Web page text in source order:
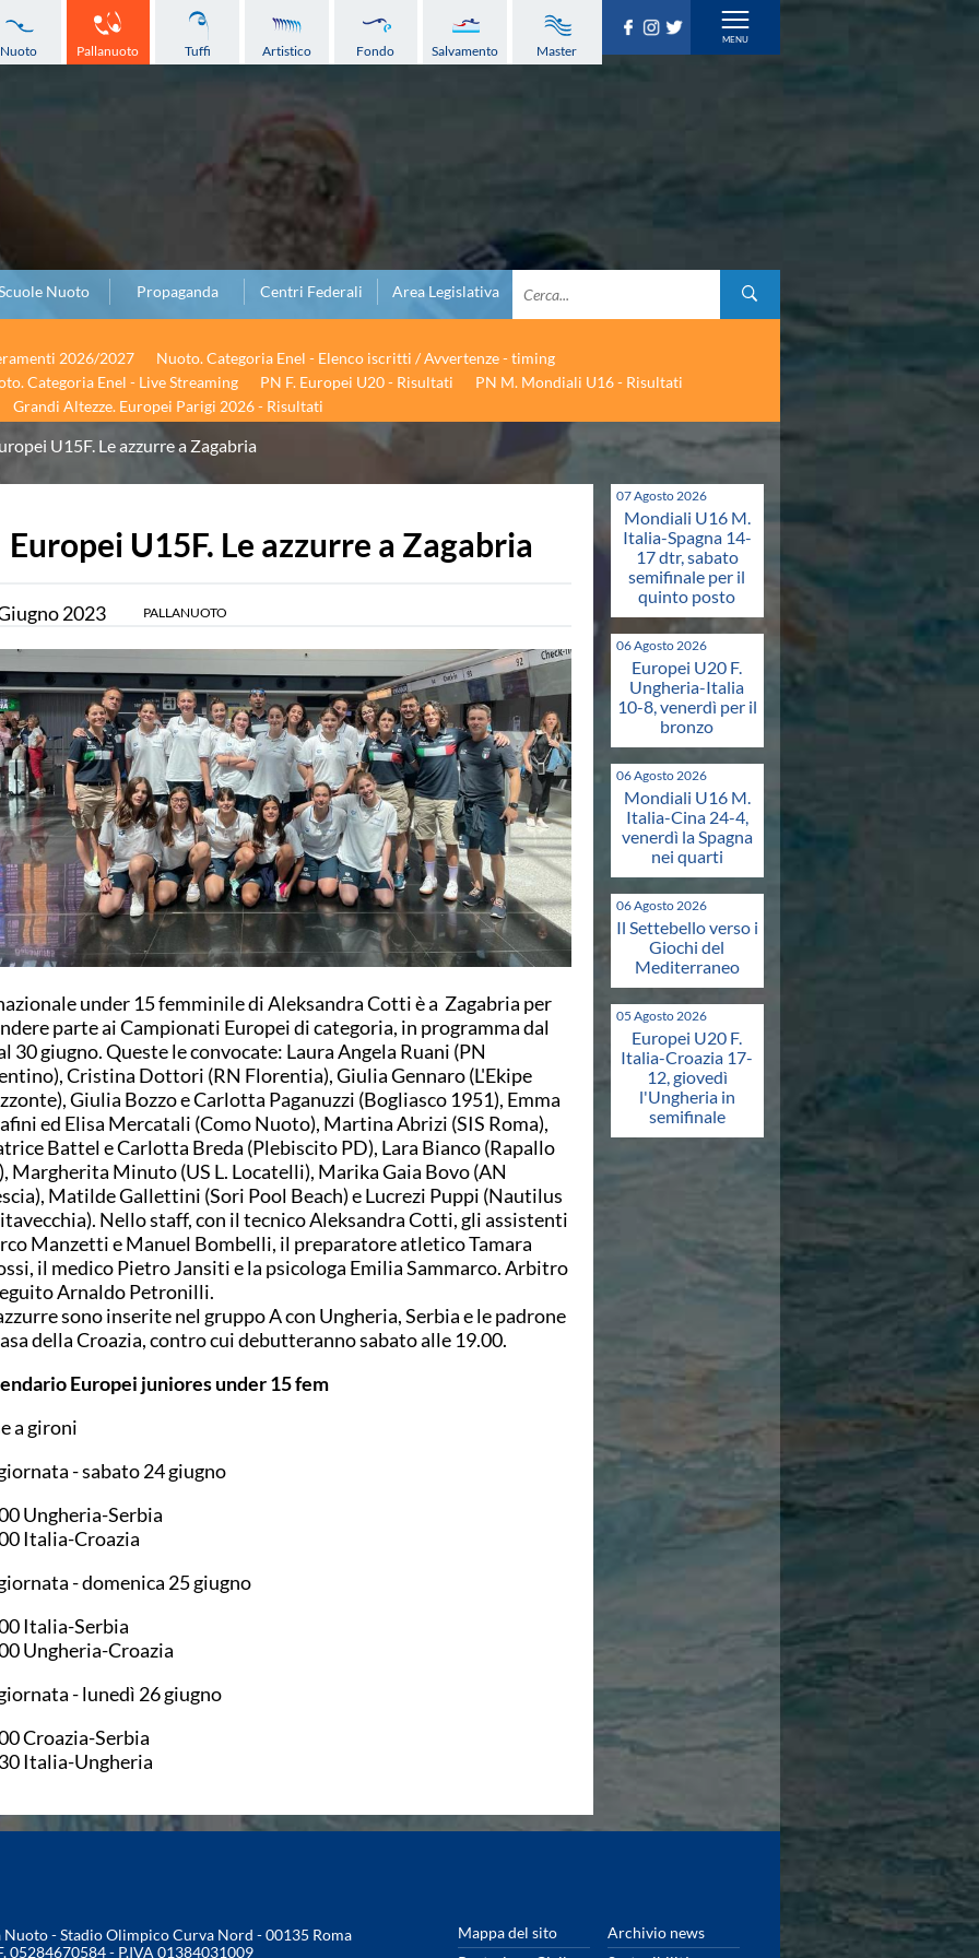
Nuoto Pallanuoto Tuffi Artistico Fondo Salvamento Master
Nuoto Propaganda Centri Federali Area Legislativa
2026/2027
Nuoto. Categoria Enel - Elenco iscritti / Avvertenze - timing
Categoria Enel - Live Streaming PN F. Europei U20 - Risultati
PN M. Mondiali U16 - Risultati
Grandi Altezze. Europei Parigi 2026 - Risultati
U15F. Le azzurre a Zagabria
Europei U15F. Le azzurre a Zagabria
2023 PALLANUOTO
under 15 femminile di Aleksandra Cotti è a Zagabria per
parte ai Campionati Europei di categoria, in programma dal
30 giugno. Queste le convocate: Laura Angela Ruani (PN
Cristina Dottori (RN Florentia), Giulia Gennaro (L'Ekipe
Giulia Bozzo e Carlotta Paganuzzi (Bogliasco 1951), Emma
ed Elisa Mercatali (Como Nuoto), Martina Abrizi (SIS Roma),
Battel e Carlotta Breda (Plebiscito PD), Lara Bianco (Rapallo
Margherita Minuto (US L. Locatelli), Marika Gaia Bovo (AN
Matilde Gallettini (Sori Pool Beach) e Lucrezi Puppi (Nautilus
Nello staff, con il tecnico Aleksandra Cotti, gli assistenti
Manzetti e Manuel Bombelli, il preparatore atletico Tamara
il medico Pietro Jansiti e la psicologa Emilia Sammarco. Arbitro
Arnaldo Petronilli.
sono inserite nel gruppo A con Ungheria, Serbia e le padrone
della Croazia, contro cui debutteranno sabato alle 19.00.
Europei juniores under 15 fem
a gironi
- sabato 24 giugno
Ungheria-Serbia
Italia-Croazia
- domenica 25 giugno
Italia-Serbia
Ungheria-Croazia
- lunedì 26 giugno
Croazia-Serbia
Italia-Ungheria
07 Agosto 2026
Mondiali U16 M.
Italia-Spagna 14-
17 dtr, sabato
semifinale per il
quinto posto
06 Agosto 2026
Europei U20 F.
Ungheria-Italia
10-8, venerdì per il
bronzo
06 Agosto 2026
Mondiali U16 M.
Italia-Cina 24-4,
venerdì la Spagna
nei quarti
06 Agosto 2026
Il Settebello verso i
Giochi del
Mediterraneo
05 Agosto 2026
Europei U20 F.
Italia-Croazia 17-
12, giovedì
l'Ungheria in
semifinale
- Stadio Olimpico Curva Nord - 00135 Roma
05284670584 - P.IVA 01384031009
Mappa del sito
Archivio news